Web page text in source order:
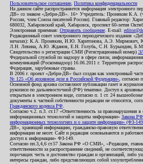
Пользовательское соглашение Политика конфиденциальности
На данном сайте распространяется информация электронного
ДВ» со знаком «Дебри-ДВ». 16+ Учредитель: Пронякин К.А.
России, член Союза писателей России). Главный редактор:
680032, Хабаровский край, Хабаровск, проспект 60-летия
Электронная приемная: Отправить сообщение . E-mail:
Редакционный совет электронного периодического издания
началах): К.А. Пронякин, И.Ю. Харитонова, А.Э.
Л.Н. Левина, А.Ю. Жданов, Е.Н. Голубь, С.Н. Бурындин,
Свидетельство о регистрации СМИ (Регистрационный номер)
Федеральной службой по надзору в сфере связи,
коммуникаций (Роскомнадзор) 16.06.2011 г. Территория
Федерация, зарубежные страны.
В 2006 г. проект «Дебри-ДВ» был создан как электронный
№ 125 «Об архивном деле в Российской Федерации» ,
Основной фонд архива составляют публикации газет и
рукописи по дальневосточной (РФ) тематике. Доступ к
открытым в электронном виде, согласно п. 1 ст. 24
документы к частной собственности редакции не относятся,
Гражданского кодекса РФ
Согласно ч.2. п.3. ст.17 «Ответственность за правонарушения в
информационных технологий и защиты информации» Закона
информационных технологиях и о защите информации» (ФЗ-
ДВ», хранящий информацию, гражданско-правовую
информации не несет. Сайт и редакция основываются и
доступ к информации» ФЗ-149.
Согласно пп.3,4,6 ст.57 Закона РФ «О СМИ», «Редакция,
ответственности за распространение сведений, не
порочащих честь и достоинство граждан и организаций, либо
интересы граждан, либо представляющих собой